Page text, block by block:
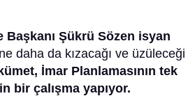
Başkanı Şükrü Sözen isyan
daha da kızacağı ve üzüleceği
İmar Planlamasının tek
bir çalışma yapıyor.